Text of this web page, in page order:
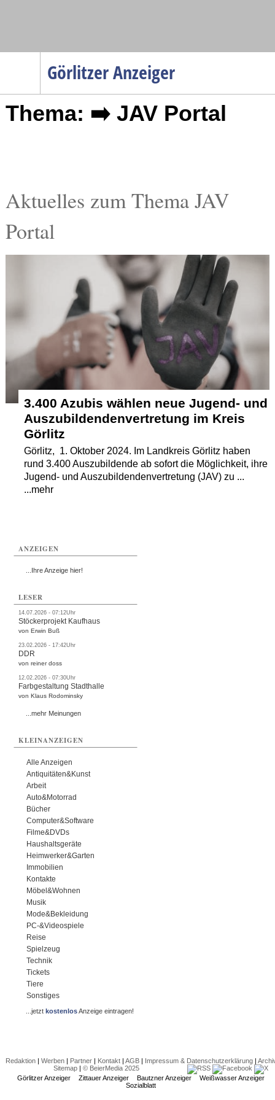
Görlitzer Anzeiger
Menüpunkte
Startseite
Verkehr
Gesundheit
Thema: ➡️ JAV Portal
Aktuelles zum Thema JAV
Portal
3.400 Azubis wählen neue Jugend- und
Auszubildendenvertretung im Kreis
Görlitz
Görlitz, 1. Oktober 2024. Im Landkreis Görlitz haben
rund 3.400 Auszubildende ab sofort die Möglichkeit, ihre
Jugend- und Auszubildendenvertretung (JAV) zu ...
...mehr
ANZEIGEN
...Ihre Anzeige hier!
LESER
14.07.2026 - 07:12Uhr
Stöckerprojekt Kaufhaus
von Erwin Buß
23.02.2026 - 17:42Uhr
DDR
von reiner doss
12.02.2026 - 07:30Uhr
Farbgestaltung Stadthalle
von Klaus Rodominsky
...mehr Meinungen
KLEINANZEIGEN
Alle Anzeigen
Antiquitäten&Kunst
Arbeit
Auto&Motorrad
Bücher
Computer&Software
Filme&DVDs
Haushaltsgeräte
Heimwerker&Garten
Immobilien
Kontakte
Möbel&Wohnen
Musik
Mode&Bekleidung
PC-&Videospiele
Reise
Spielzeug
Technik
Tickets
Tiere
Sonstiges
...jetztkostenlosAnzeige eintragen!
Redaktion| Werben| Partner| Kontakt| AGB| Impressum & Datenschutzerklärung|
Sitemap| © BeierMedia 2025
Görlitzer Anzeiger
Zittauer Anzeiger Bautzner Anzeiger
Weißwasser Anzeiger
Sozialblatt